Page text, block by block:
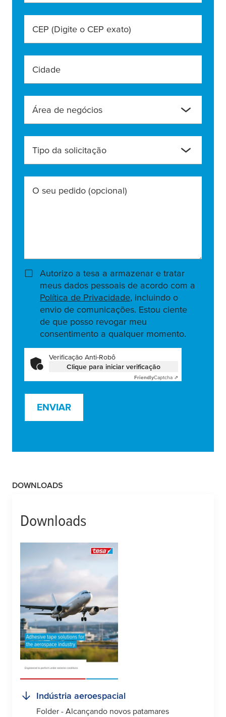
CEP (Digite o CEP exato)
Cidade
Área de negócios
Tipo da solicitação
O seu pedido (opcional)
Autorizo a tesa a armazenar e tratar
meus dados pessoais de acordo com a
Política de Privacidade, incluindo o
envio de comunicações. Estou ciente
de que posso revogar meu
consentimento a qualquer momento.
Verificação Anti-Robô
Clique para iniciar verificação
FriendlyCaptcha ⇗
ENVIAR
DOWNLOADS
Downloads
Indústria aeroespacial
Folder - Alcançando novos patamares